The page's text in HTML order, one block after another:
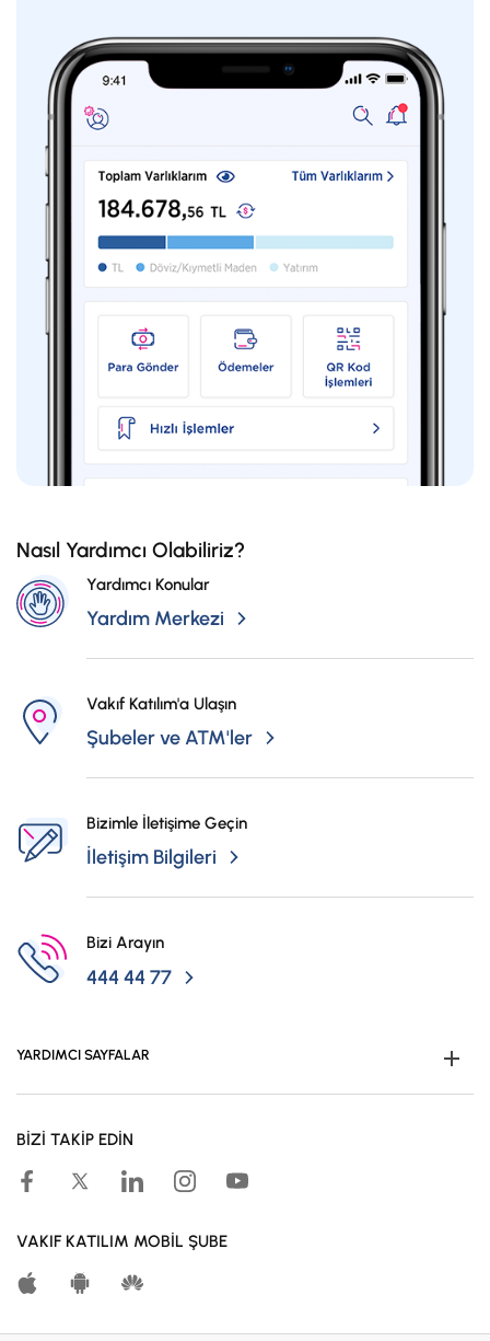
Nasıl Yardımcı Olabiliriz?
Yardımcı Konular
Yardım Merkezi
Vakıf Katılım'a Ulaşın
Şubeler ve ATM'ler
Bizimle İletişime Geçin
İletişim Bilgileri
Bizi Arayın
444 44 77
YARDIMCI SAYFALAR
Kampanyalar
Hesaplama Araçları
Katılma Hesapları
BİZİ TAKİP EDİN
VAKIF KATILIM MOBİL ŞUBE